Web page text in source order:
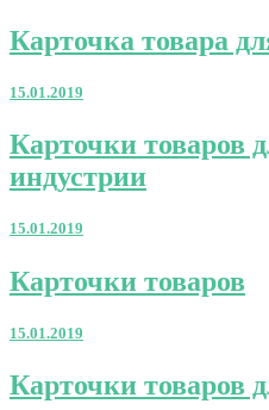
Карточка
товара
магазина
Карточка товара
15.01.2019
Карточки
товаров
для
индустрии
Карточки товаров
индустрии
15.01.2019
Карточки
товаров
Карточки товаров
15.01.2019
Карточки
товаров
Карточки товаров